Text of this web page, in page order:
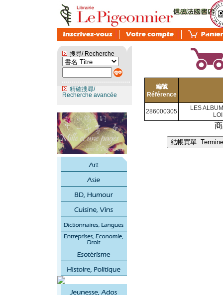
搜尋/ Recherche
精確搜尋/
Recherche avancée
編號
Référence
286000305
LES